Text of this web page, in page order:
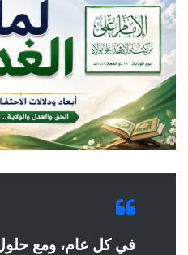
في كل عام، ومع